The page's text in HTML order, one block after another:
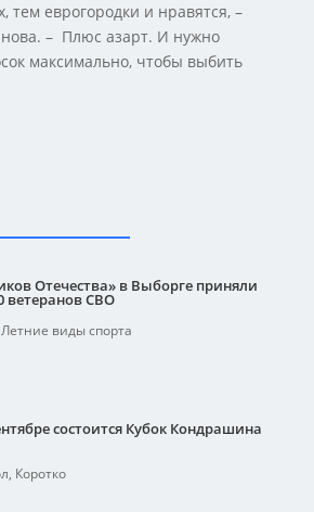
тем еврогородки и нравятся, –
– Плюс азарт. И нужно
максимально, чтобы выбить
Отечества» в Выборге приняли
ветеранов СВО
Летние виды спорта
состоится Кубок Кондрашина
, Коротко